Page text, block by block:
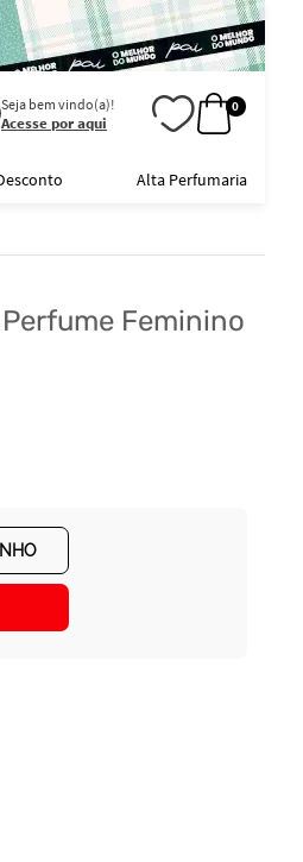
Seja bem vindo(a)!
Acesse por aqui
0
Alta Perfumaria
Feminino